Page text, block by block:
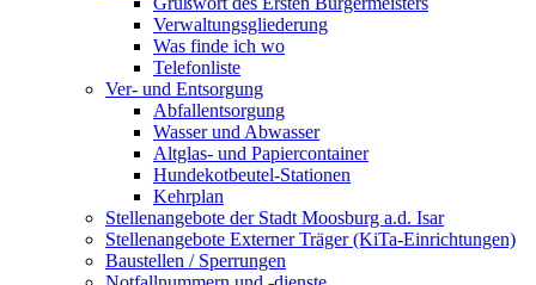
Verwaltungsgliederung
Was finde ich wo
Telefonliste
Ver- und Entsorgung
Abfallentsorgung
Wasser und Abwasser
Altglas- und Papiercontainer
Hundekotbeutel-Stationen
Kehrplan
Stellenangebote der Stadt Moosburg a.d. Isar
Stellenangebote Externer Träger (KiTa-Einrichtungen)
Baustellen / Sperrungen